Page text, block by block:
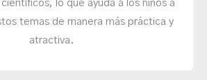
lo que ayuda a los niños a
temas de manera más práctica y
atractiva.